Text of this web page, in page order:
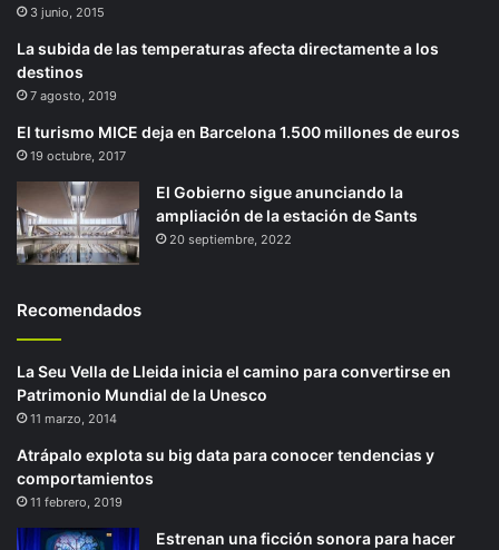
3 junio, 2015
La subida de las temperaturas afecta directamente a los
destinos
7 agosto, 2019
El turismo MICE deja en Barcelona 1.500 millones de euros
19 octubre, 2017
El Gobierno sigue anunciando la
ampliación de la estación de Sants
20 septiembre, 2022
Recomendados
La Seu Vella de Lleida inicia el camino para convertirse en
Patrimonio Mundial de la Unesco
11 marzo, 2014
Atrápalo explota su big data para conocer tendencias y
comportamientos
11 febrero, 2019
Estrenan una ficción sonora para hacer